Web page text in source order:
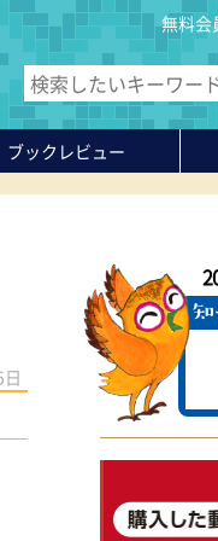
無料会
ブックレビュー